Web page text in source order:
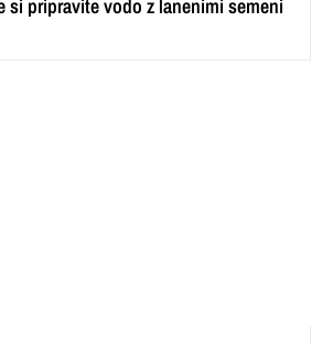
si pripravite vodo z lanenimi semeni